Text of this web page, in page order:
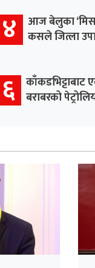
४
आज बेलुका ‘मिस
कसले जित्ला
६ काँकडभिट्टाबाट
बराबरको